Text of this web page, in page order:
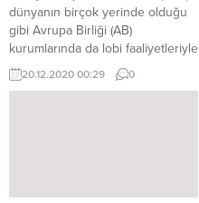
dünyanın birçok yerinde olduğu
gibi Avrupa Birliği (AB)
kurumlarında da lobi faaliyetleriyle
kendisini "ılımlı AB müttefiki,
Körfez bölgesinde istikrar
20.12.2020 00:29 0